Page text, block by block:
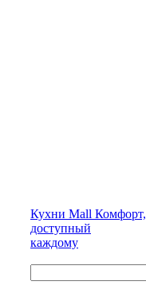
Кухни Mall Комфорт,
доступный
каждому